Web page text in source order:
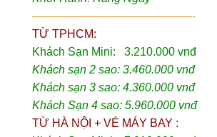
——————————————-
TỪ TPHCM:
Khách Sạn Mini: 3.210.000 vnđ
Khách sạn 2 sao: 3.460.000 vnđ
Khách sạn 3 sao: 4.360.000 vnđ
Khách Sạn 4 sao: 5.960.000 vnđ
TỪ HÀ NỘI + VÉ MÁY BAY :